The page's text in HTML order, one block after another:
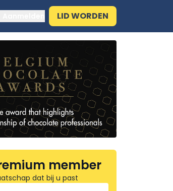
LID WORDEN
member
dat bij u past